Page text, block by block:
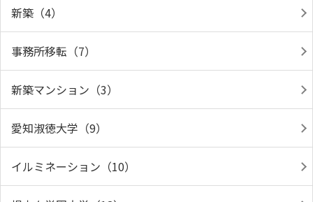
新築（4）
事務所移転（7）
新築マンション（3）
愛知淑徳大学（9）
イルミネーション（10）